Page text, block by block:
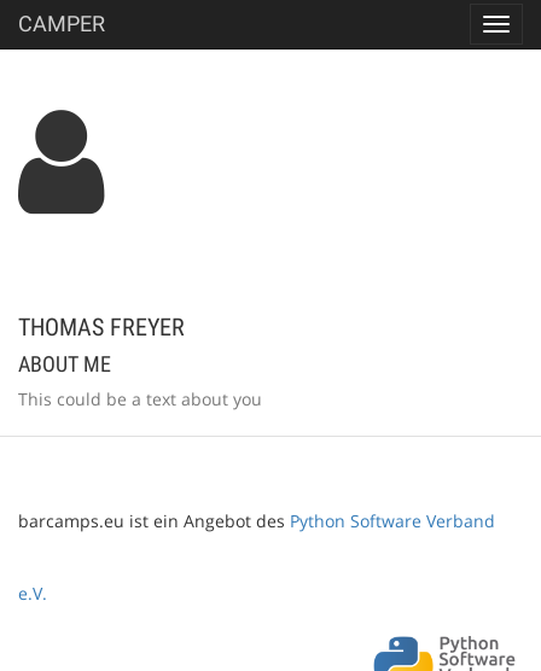
CAMPER
THOMAS FREYER
ABOUT ME
This could be a text about you
barcamps.eu ist ein Angebot des Python Software Verband
e.V.